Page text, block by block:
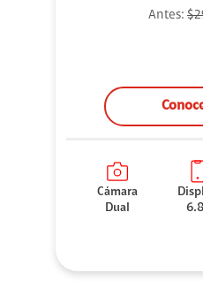
Antes:
Cámara
Dual